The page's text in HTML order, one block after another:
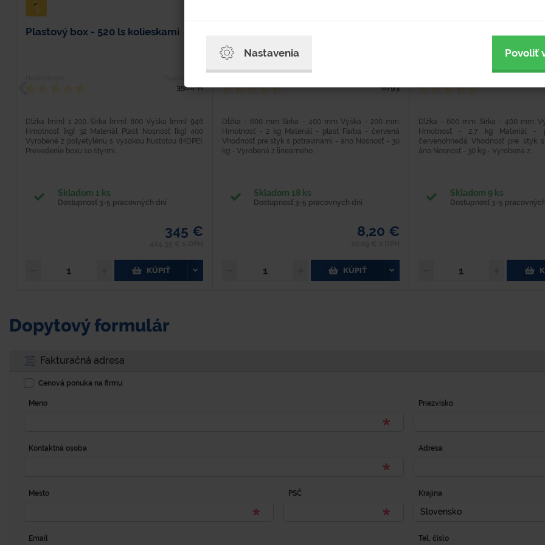
Plastový box - 520 ls kolieskami
3560-K
Dĺžka [mm] 1 200 Šírka [mm] 800 Výška [mm] 946
Hmotnosť [kg] 32 Materiál Plast Nosnosť [kg] 400
Vyrobené z polyetylénu s vysokou hustotou (HDPE).
Prevedenie boxu so štyrmi...
Skladom 1 ks
Dostupnosť 3-5 pracovných dní
345 €
KÚPIŤ
6793
Dĺžka - 600 mm Šírka - 400 mm Výška - 200 mm
Hmotnosť - 2 kg Materiál - plast Farba - červená
Vhodnosť pre styk s potravinami - áno Nosnosť - 30
kg - Vyrobená z lineárneho...
Skladom 18 ks
Dostupnosť 3-5 pracovných dní
8,20 €
KÚPIŤ
Dĺžka - 600 mm Šírka - 400 mm
Hmotnosť - 2,7 kg Materiál -
červenohnedá Vhodnosť pre styk
áno Nosnosť - 30 kg - Vyrobená z...
Skladom 9 ks
Dostupnosť 3-5
Dopytový formulár
Fakturačná adresa
Cenová ponuka na firmu
Meno Priezvisko
Kontaktná osoba Adresa
Mesto PSČ Krajina
Slovensko
Email Tel. číslo
Nastavenia Povoliť